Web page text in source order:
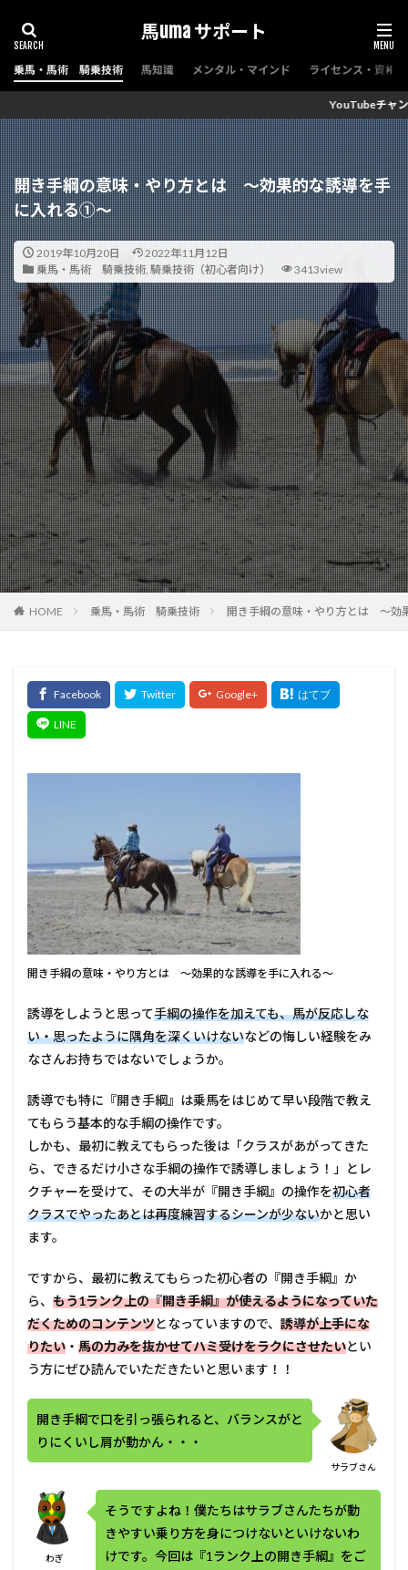
馬uma サポート
乗馬・馬術 騎乗技術 馬知識 メンタル・マインド ライセンス・資格
YouTubeチャンネル『馬サポちゃんねる ～馬の
開き手綱の意味・やり方とは ～効果的な誘導を手
に入れる①～
2019年10月20日
2022年11月12日
乗馬・馬術 騎乗技術, 騎乗技術（初心者向け） 3413view
HOME 乗馬・馬術 騎乗技術 開き手綱の意味・やり方とは ～効
開き手綱の意味・やり方とは ～効果的な誘導を手に入れる～
誘導をしようと思って手綱の操作を加えても、馬が反応しな
い・思ったように隅角を深くいけないなどの悔しい経験をみ
なさんお持ちではないでしょうか。
誘導でも特に『開き手綱』は乗馬をはじめて早い段階で教え
てもらう基本的な手綱の操作です。
しかも、最初に教えてもらった後は「クラスがあがってきた
ら、できるだけ小さな手綱の操作で誘導しましょう！」とレ
クチャーを受けて、その大半が『開き手綱』の操作を初心者
クラスでやったあとは再度練習するシーンが少ないかと思い
ます。
ですから、最初に教えてもらった初心者の『開き手綱』か
ら、 もう1ランク上の『開き手綱』が使えるようになっていた
だくためのコンテンツとなっていますので、 誘導が上手にな
りたい ・ 馬の力みを抜かせてハミ受けをラクにさせたいとい
う方にぜひ読んでいただきたいと思います！！
サラブさん
開き手綱で口を引っ張られると、バランスがと
りにくいし肩が動かん・・・
わぎ
そうですよね！僕たちはサラブさんたちが動
きやすい乗り方を身につけないといけないわ
けです。今回は『1ランク上の開き手綱』をご